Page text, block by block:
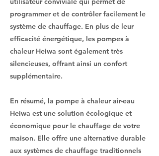
programmer et de contrôler facilement le
système de chauffage. En plus de leur
efficacité énergétique, les pompes à
chaleur Heiwa sont également très
silencieuses, offrant ainsi un confort
supplémentaire.
En résumé, la pompe à chaleur air-eau
Heiwa est une solution écologique et
économique pour le chauffage de votre
maison. Elle offre une alternative durable
aux systèmes de chauffage traditionnels